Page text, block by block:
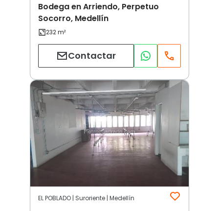
Bodega en Arriendo, Perpetuo
Socorro, Medellín
Contactar
EL POBLADO | Suroriente | Medellín